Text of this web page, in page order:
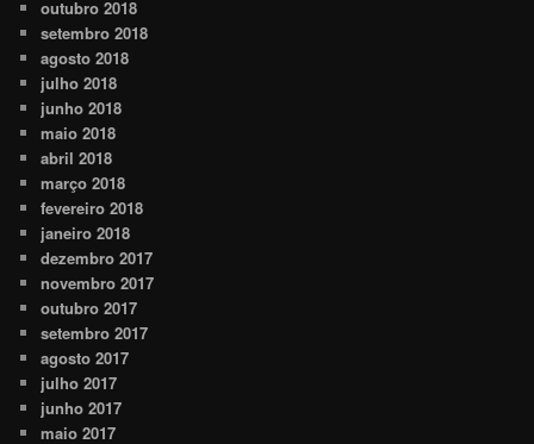
outubro 2018
setembro 2018
agosto 2018
julho 2018
junho 2018
maio 2018
abril 2018
março 2018
fevereiro 2018
janeiro 2018
dezembro 2017
novembro 2017
outubro 2017
setembro 2017
agosto 2017
julho 2017
junho 2017
maio 2017